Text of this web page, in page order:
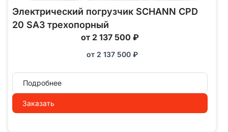
Электрический погрузчик SCHANN CPD
20 SA3 трехопорный
от 2 137 500 ₽
от 2 137 500 ₽
Подробнее
Заказать